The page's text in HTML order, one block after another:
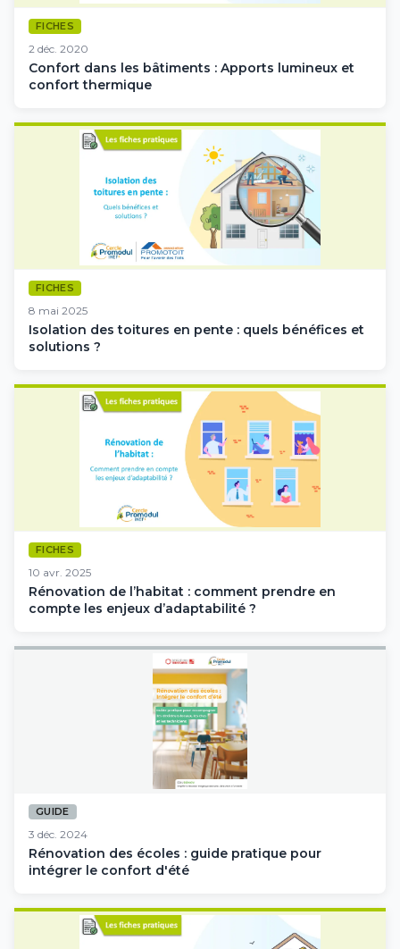
FICHES
2 déc. 2020
Confort dans les bâtiments : Apports lumineux et
confort thermique
FICHES
8 mai 2025
Isolation des toitures en pente : quels bénéfices et
solutions ?
FICHES
10 avr. 2025
Rénovation de l’habitat : comment prendre en
compte les enjeux d’adaptabilité ?
GUIDE
3 déc. 2024
Rénovation des écoles : guide pratique pour
intégrer le confort d'été